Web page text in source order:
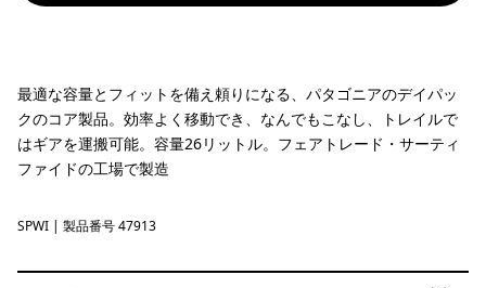
最適な容量とフィットを備え頼りになる、パタゴニアのデイパッ
クのコア製品。効率よく移動でき、なんでもこなし、トレイルで
はギアを運搬可能。容量26リットル。フェアトレード・サーティ
ファイドの工場で製造
Splashing Seas: Wing Grey
SPWI | 製品番号 47913